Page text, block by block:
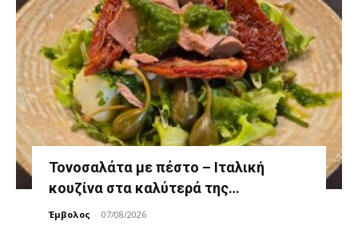
Τονοσαλάτα με πέστο – Ιταλική
κουζίνα στα καλύτερά της…
Έμβολος - 07/08/2026